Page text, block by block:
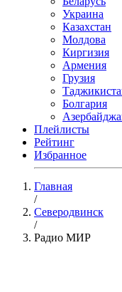
Украина
Казахстан
Молдова
Киргизия
Армения
Грузия
Болгария
Плейлисты
Рейтинг
Избранное
Главная
/
Северодвинск
/
Радио МИР